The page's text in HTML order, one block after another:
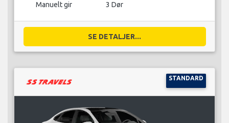
Manuelt gir 3 Dør
SE DETALJER...
STANDARD